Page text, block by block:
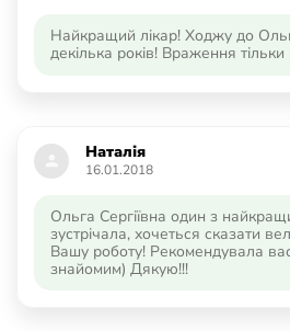
Найкращий лікар! Ходжу до
декілька років! Враження тільки
Ольга Сергіївна один з
зустрічала, хочеться сказати
Вашу роботу! Рекомендувала
знайомим) Дякую!!!
16.01.2018
Наталія